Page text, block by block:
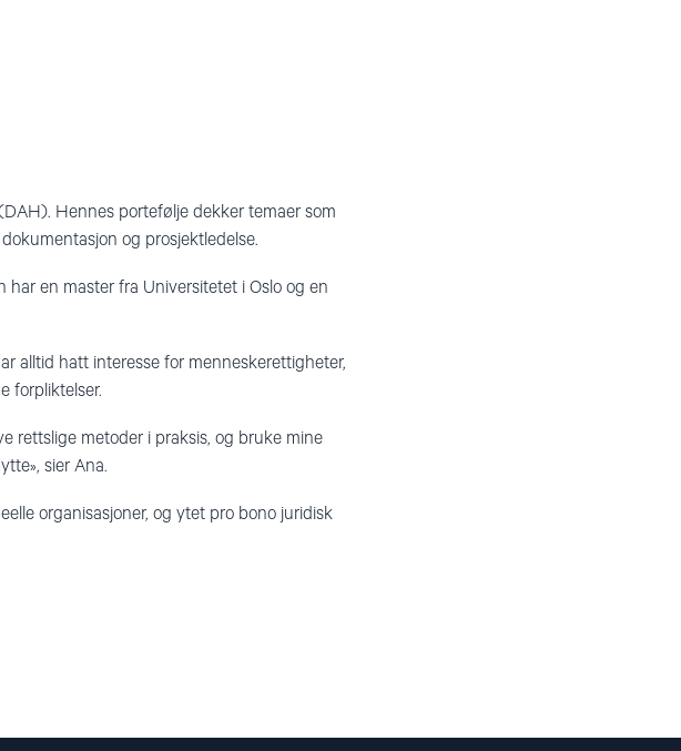
Hennes portefølje dekker temaer som
og prosjektledelse.
en master fra Universitetet i Oslo og en
alltid hatt interesse for menneskerettigheter,
forpliktelser.
rettslige metoder i praksis, og bruke mine
sier Ana.
organisasjoner, og ytet pro bono juridisk